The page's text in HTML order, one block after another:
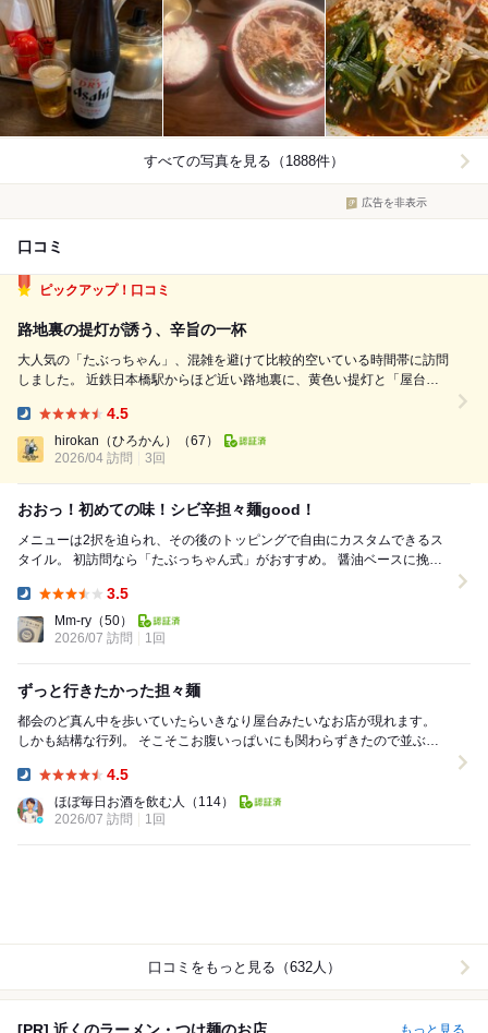
すべての写真を見る（1888件）
広告を非表示
口コミ
ピックアップ！口コミ
路地裏の提灯が誘う、辛旨の一杯
大人気の「たぶっちゃん」、混雑を避けて比較的空いている時間帯に訪問
しました。 近鉄日本橋駅からほど近い路地裏に、黄色い提灯と「屋台担
並ぶ外観には、いい意味での「ちゃんと構えていない」感があり、ふらり
と立ち寄りたくなる雰囲気がありま...
4.5
hirokan（ひろかん）
（67）
2026/04 訪問
3回
おおっ！初めての味！シビ辛担々麺good！
メニューは2択を迫られ、その後のトッピングで自由にカスタムできるス
タイル。 初訪問なら「たぶっちゃん式」がおすすめ。 醤油ベースに挽
3.5
Mm-ry （50）
2026/07 訪問
1回
ずっと行きたかった担々麺
都会のど真ん中を歩いていたらいきなり屋台みたいなお店が現れます。
しかも結構な行列。 そこそこお腹いっぱいにも関わらずきたので並ぶの
4.5
ほぼ毎日お酒を飲む人
（114）
2026/07 訪問
1回
口コミをもっと見る（632人）